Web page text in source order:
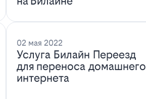
02 мая 2022
Услуга Билайн Переезд
для переноса домашнего
интернета